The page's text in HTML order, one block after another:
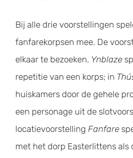
Bij alle drie voorstellingen
fanfarekorpsen mee. De
elkaar te bezoeken. Ynblaze
repetitie van een korps; in
huiskamers door de gehele
een personage uit de
locatievoorstelling Fanfare
met het dorp Easterlittens als